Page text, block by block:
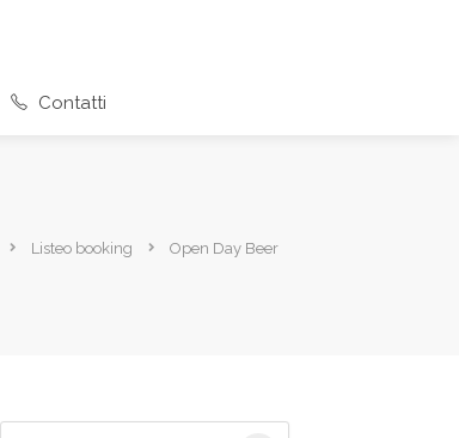
Contatti
Listeo booking Open Day Beer